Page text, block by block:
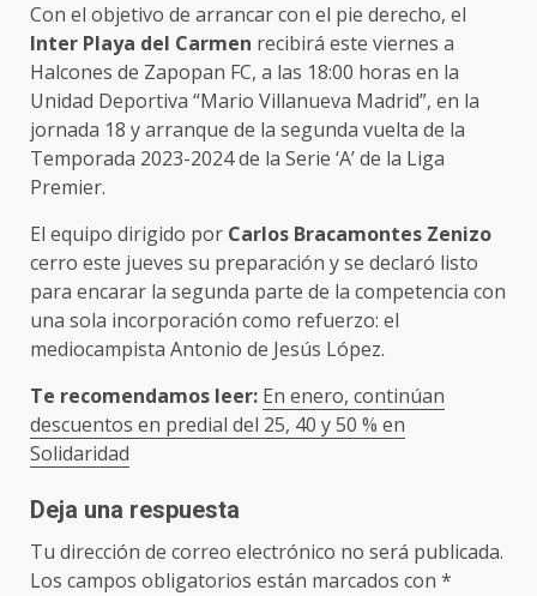
Con el objetivo de arrancar con el pie derecho, el
Inter Playa del Carmen recibirá este viernes a
Halcones de Zapopan FC, a las 18:00 horas en la
Unidad Deportiva “Mario Villanueva Madrid”, en la
jornada 18 y arranque de la segunda vuelta de la
Temporada 2023-2024 de la Serie ‘A’ de la Liga
Premier.
El equipo dirigido por Carlos Bracamontes Zenizo
cerro este jueves su preparación y se declaró listo
para encarar la segunda parte de la competencia con
una sola incorporación como refuerzo: el
mediocampista Antonio de Jesús López.
Te recomendamos leer: En enero, continúan
descuentos en predial del 25, 40 y 50 % en
Solidaridad
Deja una respuesta
Tu dirección de correo electrónico no será publicada.
Los campos obligatorios están marcados con *